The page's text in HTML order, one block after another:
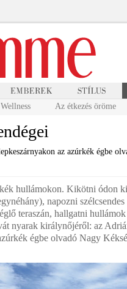
Wellness Az étkezés öröme
az azúrkék égbe
hullámokon. Kikötni ódon
napozni
teraszán, hallgatni hullámok
nyarak királynőjéről: az
égbe olvadó Nagy